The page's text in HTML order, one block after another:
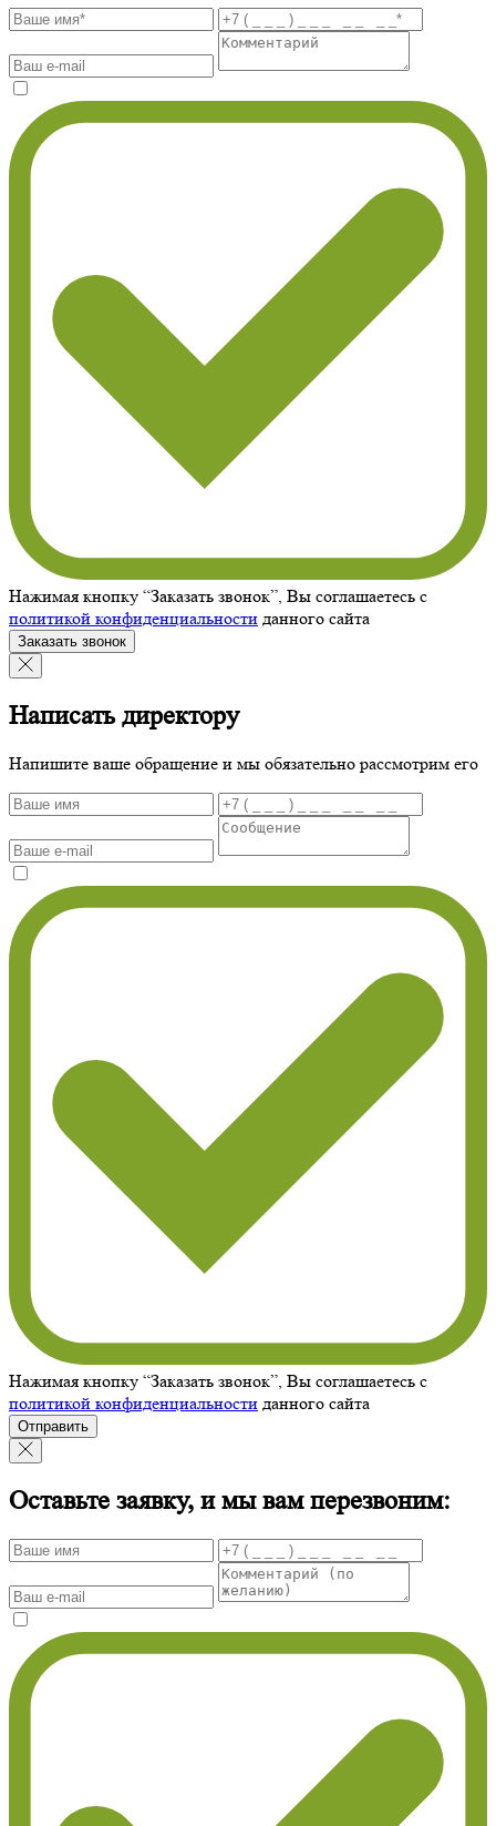
Нажимая кнопку “Заказать звонок”, Вы соглашаетесь с
политикой конфиденциальности данного сайта
Заказать звонок
Написать директору
Напишите ваше обращение и мы обязательно рассмотрим его
Нажимая кнопку “Заказать звонок”, Вы соглашаетесь с
политикой конфиденциальности данного сайта
Отправить
Оставьте заявку, и мы вам перезвоним: